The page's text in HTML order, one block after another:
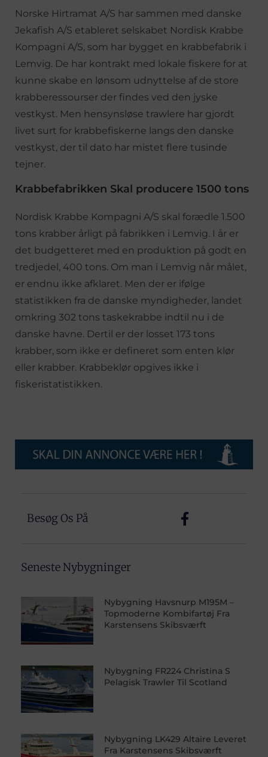
Norske Hirtramat A/S har sammen med danske
Jekafish A/S etableret selskabet Nordisk Krabbe
Kompagni A/S, som har bygget en krabbefabrik i
Lemvig. De har kontrakt med lokale fiskere for at
kunne skabe en lønsom udnyttelse af de store
krabberessourser der findes ved den jyske
vestkyst. Men hensynsløse trawlere har gjordt
livet surt for krabbefiskerne langs den danske
vestkyst, der til dato har mistet flere tusinde
tejner.
Krabbefabrikken Skal producere 1500 tons
Nordisk Krabbe Kompagni A/S skal forædle 1.500
tons krabber årligt på fabrikken i Lemvig. I år er
det budgetteret med en produktion på godt en
tredjedel, 400 tons. Om man i Lemvig når målet,
er endnu ikke afklaret. Men der er ifølge
statistikken fra de danske myndigheder, landet
omkring 302 tons taskekrabbe indtil nu i de
danske havne. Dertil er der losset 173 tons
krabber, som ikke er defineret som enten klør
eller krabber. Krabbeklør opgives ikke i
fiskeristatistikken.
Besøg Os På
Seneste Nybygninger
Nybygning Havsnurp M195M –
Topmoderne Kombifartøj Fra
Karstensens Skibsværft
Nybygning FR224 Christina S
Pelagisk Trawler Til Scotland
Nybygning LK429 Altaire Leveret
Fra Karstensens Skibsværft